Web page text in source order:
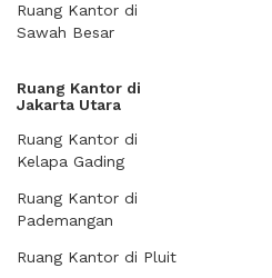
Ruang Kantor di
Sawah Besar
Ruang Kantor di
Jakarta Utara
Ruang Kantor di
Kelapa Gading
Ruang Kantor di
Pademangan
Ruang Kantor di Pluit